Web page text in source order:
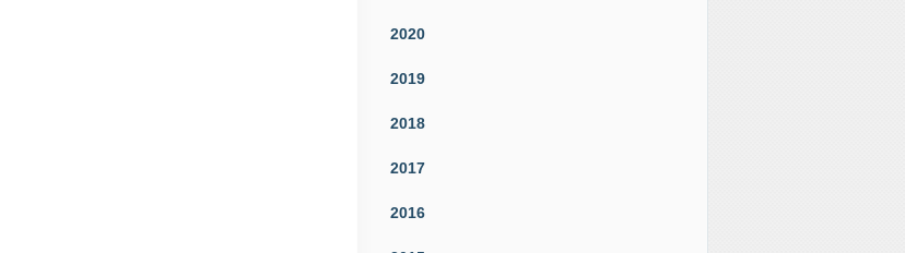
2020
2019
2018
2017
2016